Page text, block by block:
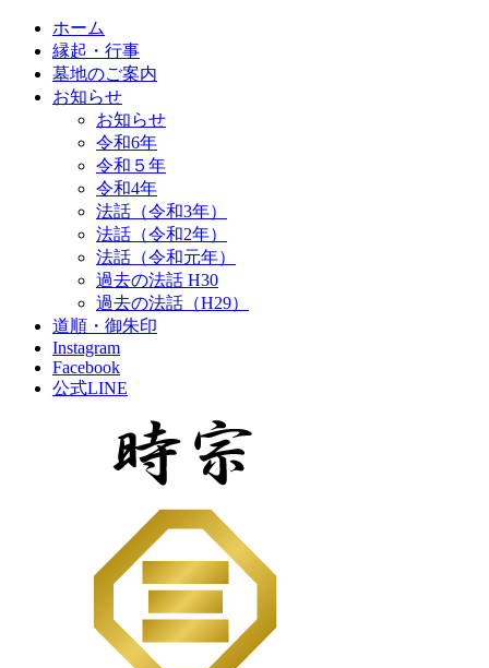
ホーム
縁起・行事
墓地のご案内
お知らせ
お知らせ
令和6年
令和５年
令和4年
法話（令和3年）
法話（令和2年）
法話（令和元年）
過去の法話 H30
過去の法話（H29）
道順・御朱印
Instagram
Facebook
公式LINE